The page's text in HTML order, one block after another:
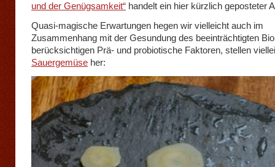
und der Genügsamkeit“ handelt ein hier kürzlich geposteter
Quasi-magische Erwartungen hegen wir vielleicht auch im
Zusammenhang mit der Gesundung des beeinträchtigten
berücksichtigen Prä- und probiotische Faktoren, stellen
Sauergemüse her: